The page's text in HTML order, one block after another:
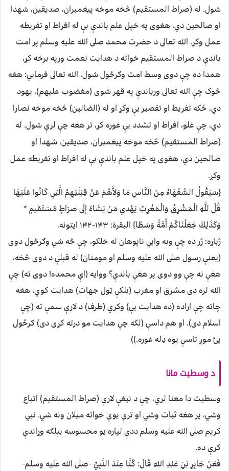
شول. له (صراط المستقيم) څخه موخه پيغمبران، صديقين، شهدا
او صالحين دي، هغوى په خپل علم باندې بې له افراط او تفريطه
عمل وکړ. الله تعالى د حضرت محمد صلى الله عليه وسلم پر امت
باندې د صراط المستقيم خواته د هدايت نعمت ورپه برخه کړ،
همدا ده چې دوى وسط امت وګرځول شول، الله تعالى فرمايي: هغه
څوک چې الله تعالى ورباندې په قهر شوى (مغضوب عليهم)، يهود
دي، ځکه تفريط او تقصير يې وکړ او له (الضالين) څخه موخه نصارا
دي، چې غلو، افراط او تشدد يې غوره کړ، تر هغه چې لرې شول. له
(صراط المستقيم) څخه موخه پيغمبران، صديقين، شهدا او
صالحين دي، هغوى په خپل علم باندې بې له افراط او تفريطه عمل
وکړ.
{سَيَقُولُ السُّفَهَاءُ مِنَ النَّاسِ مَا وَلاَّهُمْ عَنْ قِبْلَتِهِمُ الَّتِي كَانُوا عَلَيْهَا
قُلْ لِلَّهِ الْمَشْرِقُ وَالْمَغْرِبُ يَهْدِي مَنْ يَشَاءُ إِلَى صِرَاطٍ مُسْتَقِيمٍ *
وَكَذَلِكَ جَعَلْنَاكُمْ أُمَّةً وَسَطًا} البقرة: ۱۴۳-۱۴۲ ايتونه.
ژباړه: ژر ده چې وبه وايي ناپوهان له خلكو، چې څه شي وګرځول دوى
(يعنې رسول صلى الله عليه وسلم او مومنان) له قبلې د دوى څخه،
هغې نه چې وو دوى پر هغې باندې؟ ووايه (اې محمده! دوى ته) چې
الله لره دى مشرق او مغرب (بلكې ټول جهات) هدايت كوي، هغه
چاته چې اراده (ده هدايت يې) وكړي (طرف) د لارې سمې ته (چې
اسلام دى). او هم داسې (لكه چې هدايت مو درته كړى دى) ګرځولى
يئ موږ تاسې يوه ډله غوره.))
د وسطيت مانا
وسطيت دا معنا لري، چې د نيغې لارې (صراط المستقيم) اتباع
وشي، پر هغه ثبات وشي او ترې يوې خواته ميلان ونه شي. نبي
کريم صلى الله عليه وسلم ددې لپاره يو محسوسه بېلګه وړاندې
کړې ده.
فَعَنْ جَابِرِ بْنِ عَبْدِ اللهِ قَالَ: كُنَّا عِنْدَ النَّبِيِّ -صلى الله عليه وسلم-